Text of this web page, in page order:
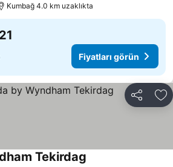
Kumbağ 4.0 km uzaklıkta
Fiyatları görün
Paylaş
Tekirdag